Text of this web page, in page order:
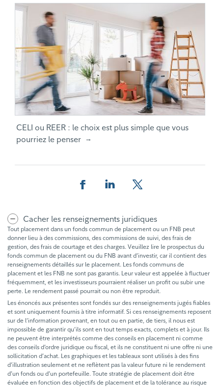
CELI ou REER : le choix est plus simple que vous
pourriez le penser
Cacher les renseignements juridiques
Tout placement dans un fonds commun de placement ou un FNB peut
donner lieu à des commissions, des commissions de suivi, des frais de
gestion, des frais de courtage et des charges. Veuillez lire le prospectus du
fonds commun de placement ou du FNB avant d’investir, car il contient des
renseignements détaillés sur le placement. Les fonds communs de
placement et les FNB ne sont pas garantis. Leur valeur est appelée à fluctuer
fréquemment, et les investisseurs pourraient réaliser un profit ou subir une
perte. Le rendement passé pourrait ou non être reproduit.
Les énoncés aux présentes sont fondés sur des renseignements jugés fiables
et sont uniquement fournis à titre informatif. Si ces renseignements reposent
sur de l’information provenant, en tout ou en partie, de tiers, il nous est
impossible de garantir qu’ils sont en tout temps exacts, complets et à jour. Ils
ne peuvent être interprétés comme des conseils en placement ni comme
des conseils d’ordre juridique ou fiscal, et ils ne constituent ni une offre ni une
sollicitation d’achat. Les graphiques et les tableaux sont utilisés à des fins
d’illustration seulement et ne reflètent pas la valeur future ni le rendement
d’un fonds ou d’un portefeuille. Toute stratégie de placement doit être
évaluée en fonction des objectifs de placement et de la tolérance au risque